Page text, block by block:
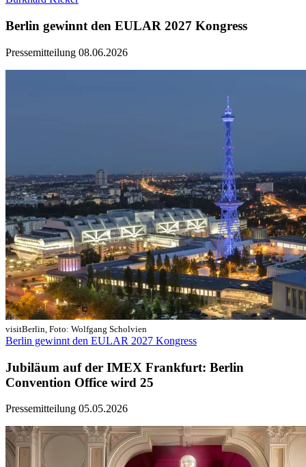
Berlin gewinnt den EULAR 2027 Kongress
Pressemitteilung 08.06.2026
visitBerlin, Foto: Wolfgang Scholvien
Berlin gewinnt den EULAR 2027 Kongress
Jubiläum auf der IMEX Frankfurt: Berlin
Convention Office wird 25
Pressemitteilung 05.05.2026